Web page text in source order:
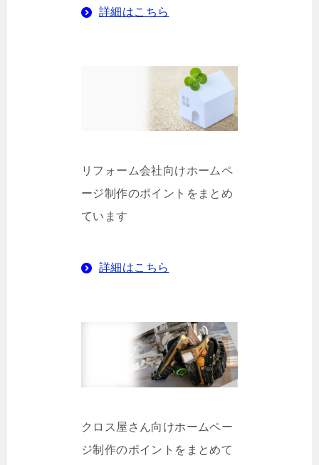
詳細はこちら
リフォーム会社向けホームペ
ージ制作のポイントをまとめ
ています
詳細はこちら
クロス屋さん向けホームペー
ジ制作のポイントをまとめて